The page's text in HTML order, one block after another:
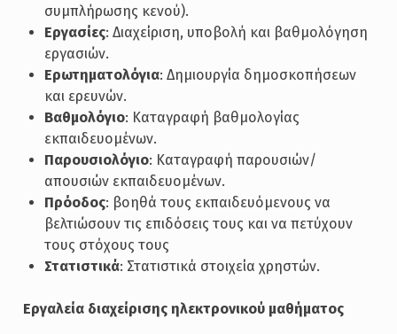
συμπλήρωσης κενού).
Εργασίες: Διαχείριση, υποβολή και βαθμολόγηση
εργασιών.
Ερωτηματολόγια: Δημιουργία δημοσκοπήσεων
και ερευνών.
Βαθμολόγιο: Καταγραφή βαθμολογίας
εκπαιδευομένων.
Παρουσιολόγιο: Καταγραφή παρουσιών/
απουσιών εκπαιδευομένων.
Πρόοδος: βοηθά τους εκπαιδευόμενους να
βελτιώσουν τις επιδόσεις τους και να πετύχουν
τους στόχους τους
Στατιστικά: Στατιστικά στοιχεία χρηστών.
Εργαλεία διαχείρισης ηλεκτρονικού μαθήματος